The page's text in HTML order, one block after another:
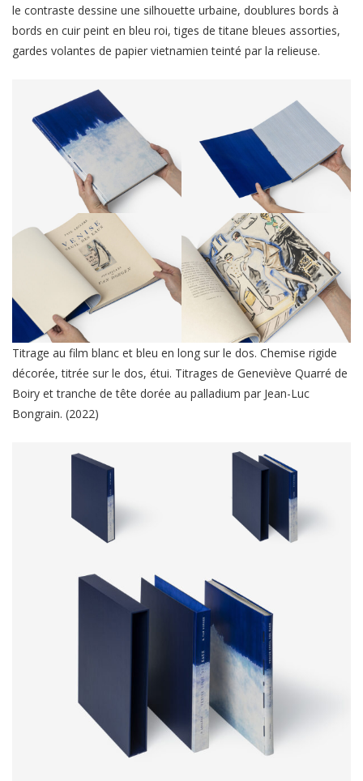
le contraste dessine une silhouette urbaine, doublures bords à
bords en cuir peint en bleu roi, tiges de titane bleues assorties,
gardes volantes de papier vietnamien teinté par la relieuse.
Titrage au film blanc et bleu en long sur le dos. Chemise rigide
décorée, titrée sur le dos, étui. Titrages de Geneviève Quarré de
Boiry et tranche de tête dorée au palladium par Jean-Luc
Bongrain. (2022)